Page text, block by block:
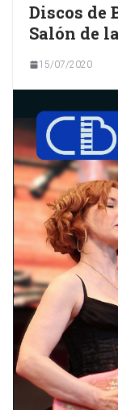
Discos de
Salón de
15/07/2020